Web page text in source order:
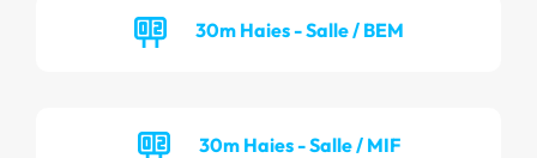
30m Haies - Salle / BEM
30m Haies - Salle / MIF